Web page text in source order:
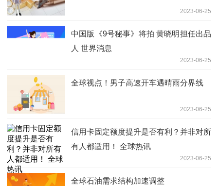
2023-06-25
中国版《9号秘事》将拍 黄晓明担任出品
人 世界消息
2023-06-25
全球视点！男子高速开车遇晴雨分界线
2023-06-25
信用卡固定额度提升是否有利？并非对所
有人都适用！ 全球热讯
2023-06-25
全球石油需求结构加速调整